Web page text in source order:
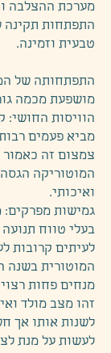
מערכת ההצלבה
התפתחות תקינה
טבעית וזמינה.
התפתחותה של
מושפעת מכמה
הוויסות החושי:
מביא פעמים
צמצום זה
המוטוריקה
ואיכותי.
גמישות
בעלי טווח
לעיתים קרובות
המוטורית בשנה
זהו מצב מולד
לשנות אותו אך
לעשות על מנת